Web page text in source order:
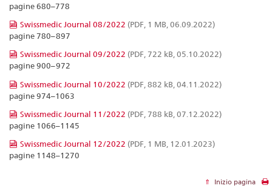
pagine 680–778
Swissmedic Journal 08/2022 (PDF, 1 MB, 06.09.2022)
pagine 780–897
Swissmedic Journal 09/2022 (PDF, 722 kB, 05.10.2022)
pagine 900–972
Swissmedic Journal 10/2022 (PDF, 882 kB, 04.11.2022)
pagine 974–1063
Swissmedic Journal 11/2022 (PDF, 788 kB, 07.12.2022)
pagine 1066–1145
Swissmedic Journal 12/2022 (PDF, 1 MB, 12.01.2023)
pagine 1148–1270
Inizio pagina